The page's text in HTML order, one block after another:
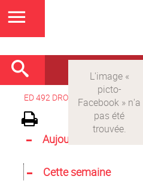
ED 492 DROIT > Version française
Aujourd'hui
Cette semaine